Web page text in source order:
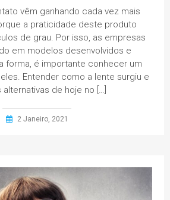
vêm ganhando cada vez mais
a praticidade deste produto
de grau. Por isso, as empresas
em modelos desenvolvidos e
forma, é importante conhecer um
Entender como a lente surgiu e
alternativas de hoje no […]
2 Janeiro, 2021